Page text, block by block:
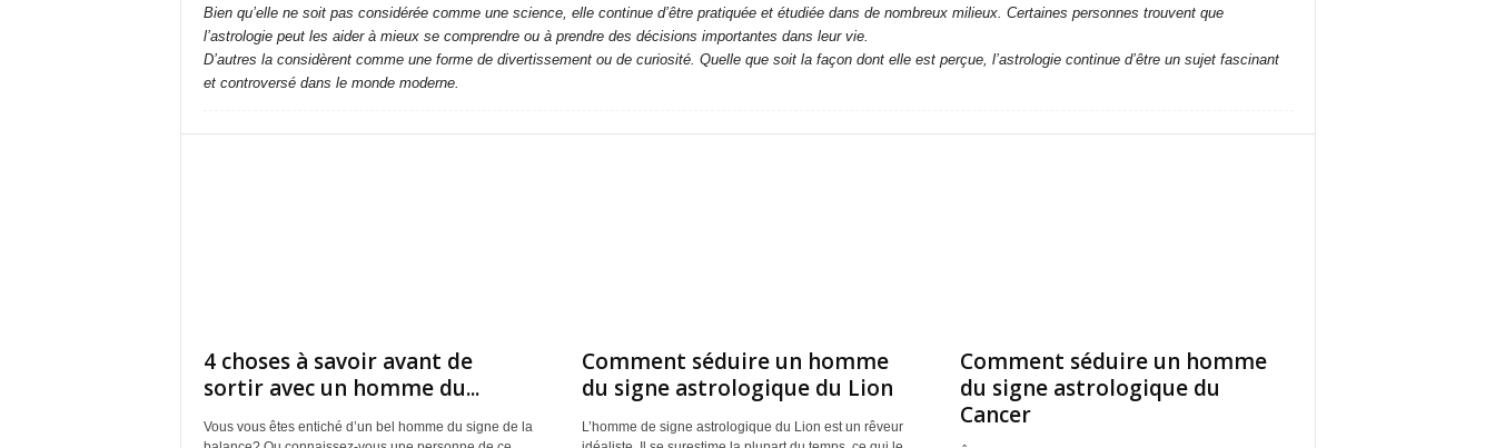
Bien qu’elle ne soit pas considérée comme une science, elle continue d’être pratiquée et étudiée dans de nombreux milieux. Certaines personnes trouvent que
l’astrologie peut les aider à mieux se comprendre ou à prendre des décisions importantes dans leur vie.
D’autres la considèrent comme une forme de divertissement ou de curiosité. Quelle que soit la façon dont elle est perçue, l’astrologie continue d’être un sujet fascinant
et controversé dans le monde moderne.
4 choses à savoir avant de
sortir avec un homme du...
Vous vous êtes entiché d’un bel homme du signe de la
Comment séduire un homme
du signe astrologique du Lion
L’homme de signe astrologique du Lion est un rêveur
Comment séduire un homme
du signe astrologique du
Cancer